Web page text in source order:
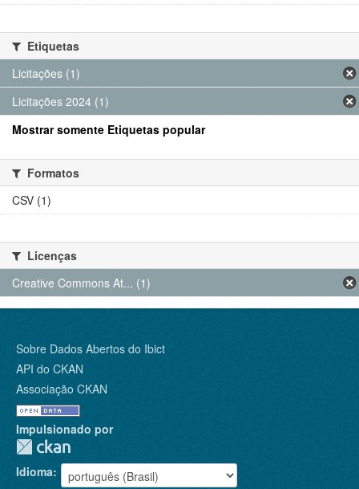
Etiquetas
Licitações (1)
Licitações 2024 (1)
Mostrar somente Etiquetas popular
Formatos
CSV (1)
Licenças
Creative Commons At... (1)
Sobre Dados Abertos do Ibict
API do CKAN
Associação CKAN
Impulsionado por
Idioma